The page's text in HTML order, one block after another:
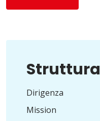
Struttura
Dirigenza
Mission